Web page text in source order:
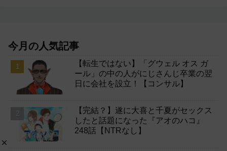
今月の人気記事
【転生ではない】「グウェル オス ガ
ール」の中の人がにじさんじ卒業の翌
日に会社を設立！【コンサル】
【完結？】遂に大喜と千夏がセックス
したと話題になった『アオのハコ』
248話【NTRなし】